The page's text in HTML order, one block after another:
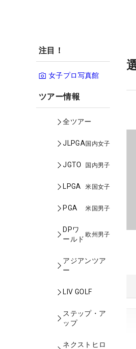
注目！
女子プロ写真館
ツアー情報
全ツアー
JLPGA国内女子
JGTO 国内男子
LPGA 米国女子
PGA 米国男子
DPワ
ールド
欧州男子
アジアンツア
ー
LIV GOLF
ステップ・ア
ップ
ネクストヒロ